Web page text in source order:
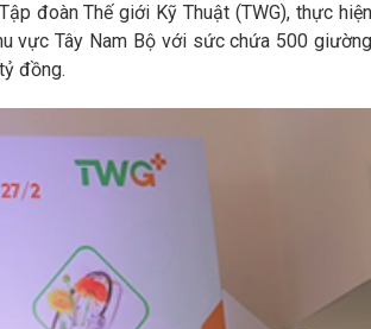
đoàn Thế giới Kỹ Thuật (TWG), thực hiện
vực Tây Nam Bộ với sức chứa 500 giường
đồng.